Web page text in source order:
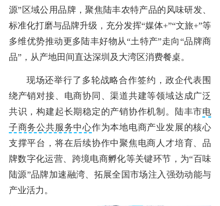
源”区域公用品牌，聚焦陆丰农特产品的风味研发、
标准化打磨与品牌升级，充分发挥“媒体+”“文旅+”等
多维优势推动更多陆丰好物从“土特产”走向“品牌商
品”，从产地田间直达深圳及大湾区消费餐桌。
现场还举行了多轮战略合作签约，政企代表围
绕产销对接、电商协同、渠道共建等领域达成广泛
共识，构建起长期稳定的产销协作机制。陆丰市电
子商务公共服务中心作为本地电商产业发展的核心
支撑平台，将在后续协作中聚焦电商人才培育、品
牌数字化运营、跨境电商孵化等关键环节，为“百味
陆源”品牌加速融湾、拓展全国市场注入强劲动能与
产业活力。